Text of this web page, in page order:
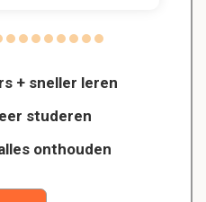
+ sneller leren
studeren
onthouden